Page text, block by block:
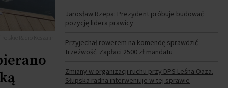
Jarosław Rzepa: Prezydent próbuje budować
pozycję lidera prawicy
Przyjechał rowerem na komendę sprawdzić
trzeźwość. Zapłaci 2500 zł mandatu
Zmiany w organizacji ruchu przy DPS Leśna Oaza.
Słupska radna interweniuje w tej sprawie